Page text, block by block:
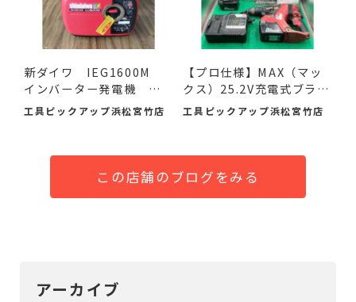
新ダイワ IEG1600M
インバーター発電機 入
荷し...
工具ピックアップ浜松宮竹店
【プロ仕様】MAX（マッ
クス）25.2V充電式ブラシ
レ...
工具ピックアップ浜松宮竹店
この店舗のブログをみる
アーカイブ